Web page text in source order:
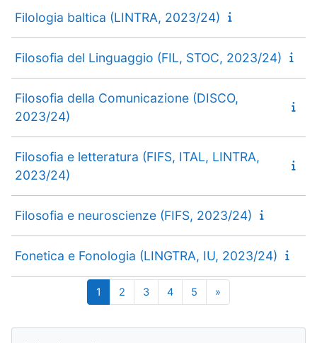
Filologia baltica (LINTRA, 2023/24)
Filosofia del Linguaggio (FIL, STOC, 2023/24)
Filosofia della Comunicazione (DISCO,
2023/24)
Filosofia e letteratura (FIFS, ITAL, LINTRA,
2023/24)
Filosofia e neuroscienze (FIFS, 2023/24)
Fonetica e Fonologia (LINGTRA, IU, 2023/24)
1 Pagina 1
2 Pagina 2
3Pagina 3
4Pagina 4
5 Pagina 5
»
Blocchi